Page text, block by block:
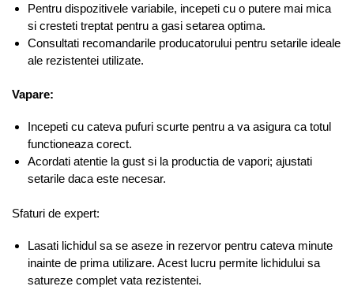
Pentru dispozitivele variabile, incepeti cu o putere mai mica
si cresteti treptat pentru a gasi setarea optima.
Consultati recomandarile producatorului pentru setarile ideale
ale rezistentei utilizate.
Vapare:
Incepeti cu cateva pufuri scurte pentru a va asigura ca totul
functioneaza corect.
Acordati atentie la gust si la productia de vapori; ajustati
setarile daca este necesar.
Sfaturi de expert:
Lasati lichidul sa se aseze in rezervor pentru cateva minute
inainte de prima utilizare. Acest lucru permite lichidului sa
satureze complet vata rezistentei.